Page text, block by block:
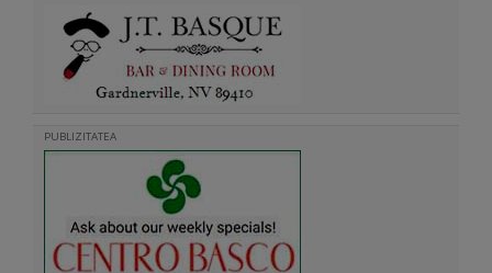
PUBLIZITATEA